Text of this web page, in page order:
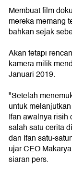
Membuat film
mereka memang
bahkan sejak
Akan tetapi
kamera milik
Januari 2019.
"Setelah
untuk
Ifan awalnya risih
salah satu cerita
dan Ifan satu-
ujar CEO
siaran pers.